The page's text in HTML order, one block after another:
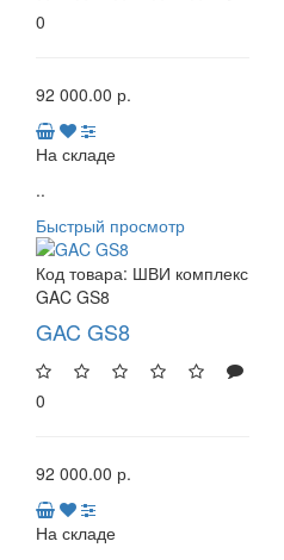
0
92 000.00 р.
На складе
..
Быстрый просмотр
Код товара: ШВИ комплекс
GAC GS8
GAC GS8
0
92 000.00 р.
На складе